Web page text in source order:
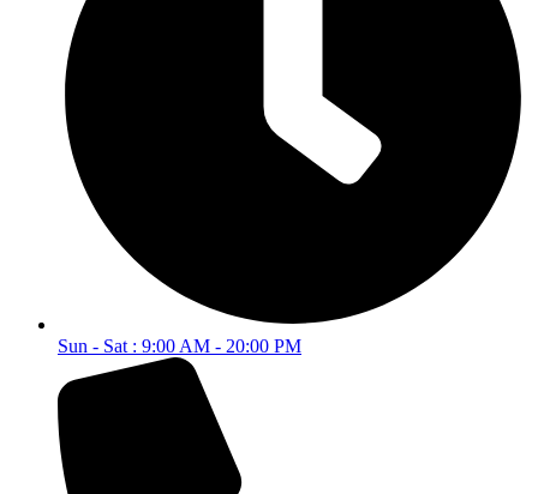
Sun - Sat : 9:00 AM - 20:00 PM